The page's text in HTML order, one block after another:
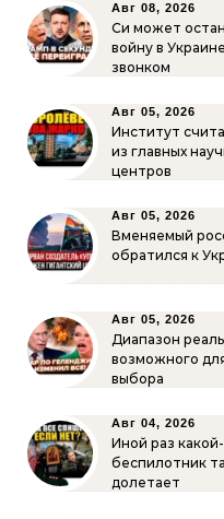
Авг 08, 2026
Си может
войну в
звонком
Авг 05, 2026
Институт
из главных
центров
Авг 05, 2026
Вменяемый
обратился к
Авг 05, 2026
Диапазон
возможного
выбора
Авг 04, 2026
Иной раз
беспилотник
долетает